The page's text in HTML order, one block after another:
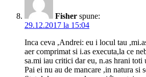
Fisher spune:
29.12.2017 la 15:04
Inca ceva ,Andrei: eu i locul tau
aer comprimat si i.as executa,la ce
sa.mi iau critici dar eu, n.as hrani
Pai ei nu au de mancare ,in natura si